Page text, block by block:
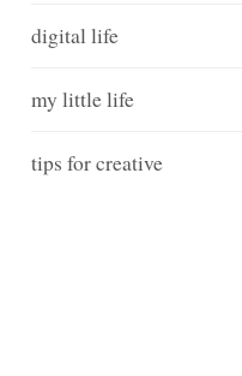
digital life
my little life
tips for creative